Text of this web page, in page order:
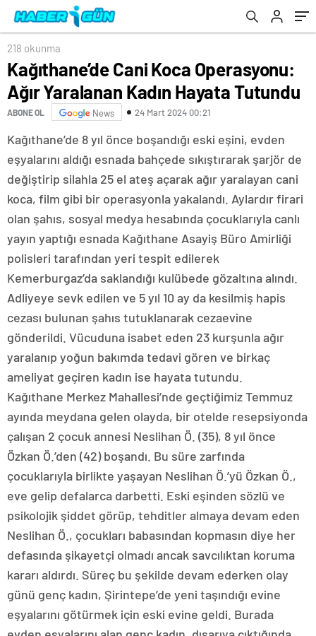
218 okunma
Kağıthane’de Cani Koca Operasyonu:
Ağır Yaralanan Kadın Hayata Tutundu
ABONE OL News 24 Mart 2024 00:21
Kağıthane’de 8 yıl önce boşandığı eski eşini, evden
eşyalarını aldığı esnada bahçede sıkıştırarak şarjör de
değiştirip silahla 25 el ateş açarak ağır yaralayan cani
koca, film gibi bir operasyonla yakalandı. Aylardır firari
olan şahıs, sosyal medya hesabında çocuklarıyla canlı
yayın yaptığı esnada Kağıthane Asayiş Büro Amirliği
polisleri tarafından yeri tespit edilerek
Kemerburgaz’da saklandığı kulübede gözaltına alındı.
Adliyeye sevk edilen ve 5 yıl 10 ay da kesilmiş hapis
cezası bulunan şahıs tutuklanarak cezaevine
gönderildi. Vücuduna isabet eden 23 kurşunla ağır
yaralanıp yoğun bakımda tedavi gören ve birkaç
ameliyat geçiren kadın ise hayata tutundu.
Kağıthane Merkez Mahallesi’nde geçtiğimiz Temmuz
ayında meydana gelen olayda, bir otelde resepsiyonda
çalışan 2 çocuk annesi Neslihan Ö. (35), 8 yıl önce
Özkan Ö.’den (42) boşandı. Bu süre zarfında
çocuklarıyla birlikte yaşayan Neslihan Ö.’yü Özkan Ö.,
eve gelip defalarca darbetti. Eski eşinden sözlü ve
psikolojik şiddet görüp, tehditler almaya devam eden
Neslihan Ö., çocukları babasından kopmasın diye her
defasında şikayetçi olmadı ancak savcılıktan koruma
kararı aldırdı. Süreç bu şekilde devam ederken olay
günü genç kadın, Şirintepe’de yeni taşındığı evine
eşyalarını götürmek için eski evine geldi. Burada